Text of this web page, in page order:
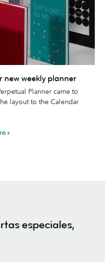
new weekly planner
Planner came to
layout to the Calendar
especiales,